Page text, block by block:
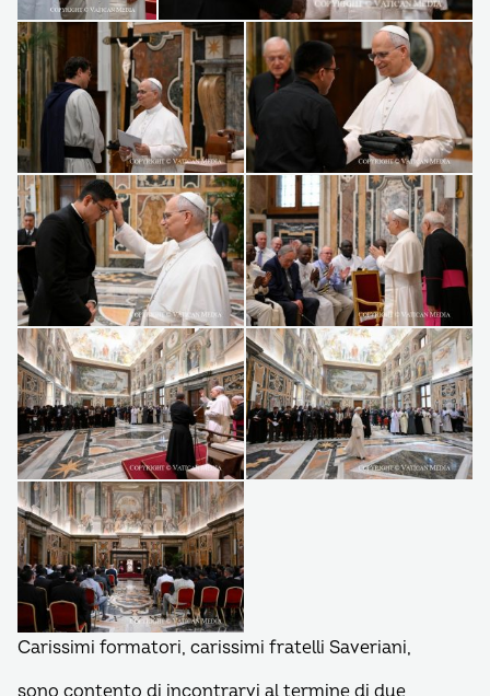
Carissimi formatori, carissimi fratelli Saveriani,